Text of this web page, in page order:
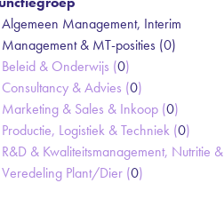
Algemeen Management, Interim
Management & MT-posities (0)
Beleid & Onderwijs (0)
Consultancy & Advies (0)
Marketing & Sales & Inkoop (0)
Productie, Logistiek & Techniek (0)
R&D & Kwaliteitsmanagement, Nutritie &
Veredeling Plant/Dier (0)